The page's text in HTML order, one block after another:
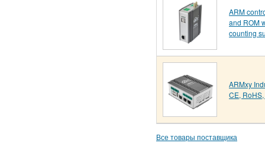
ARM
and ROM
counting
ARMxy
CE,
Все товары поставщика